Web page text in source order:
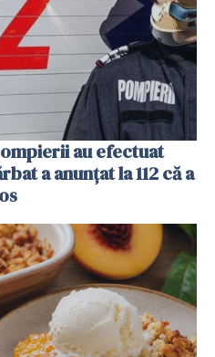
au efectuat
a anunțat la 112 că a